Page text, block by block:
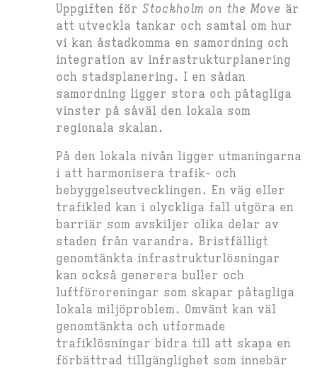
Uppgiften för Stockholm on the Move är
att utveckla tankar och samtal om hur
vi kan åstadkomma en samordning och
integration av infrastrukturplanering
och stadsplanering. I en sådan
samordning ligger stora och påtagliga
vinster på såväl den lokala som
regionala skalan.
På den lokala nivån ligger utmaningarna
i att harmonisera trafik- och
bebyggelseutvecklingen. En väg eller
trafikled kan i olyckliga fall utgöra en
barriär som avskiljer olika delar av
staden från varandra. Bristfälligt
genomtänkta infrastrukturlösningar
kan också generera buller och
luftföroreningar som skapar påtagliga
lokala miljöproblem. Omvänt kan väl
genomtänkta och utformade
trafiklösningar bidra till att skapa en
förbättrad tillgänglighet som innebär